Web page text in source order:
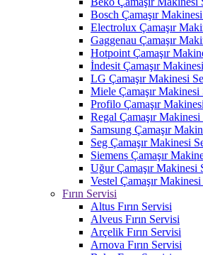
Bosch Çamaşır
Electrolux Çamaşır
Gaggenau Çamaşır
Hotpoint Çamaşır
İndesit Çamaşır
LG Çamaşır Makinesi
Miele Çamaşır Makinesi
Profilo Çamaşır
Regal Çamaşır Makinesi
Samsung Çamaşır
Seg Çamaşır Makinesi
Siemens Çamaşır
Uğur Çamaşır Makinesi
Vestel Çamaşır
Fırın Servisi
Altus Fırın Servisi
Alveus Fırın Servisi
Arçelik Fırın Servisi
Arnova Fırın Servisi